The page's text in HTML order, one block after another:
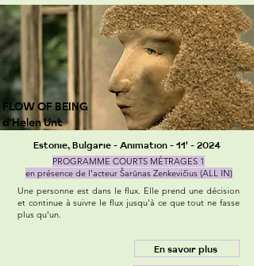
FLOW OF BEING
d'Helen Unt
Estonie, Bulgarie - Animation - 11' - 2024
PROGRAMME COURTS MÉTRAGES 1
en présence de l’acteur Šarūnas Zenkevičius (ALL IN)
Une personne est dans le flux. Elle prend une décision
et continue à suivre le flux jusqu'à ce que tout ne fasse
plus qu'un.
En savoir plus